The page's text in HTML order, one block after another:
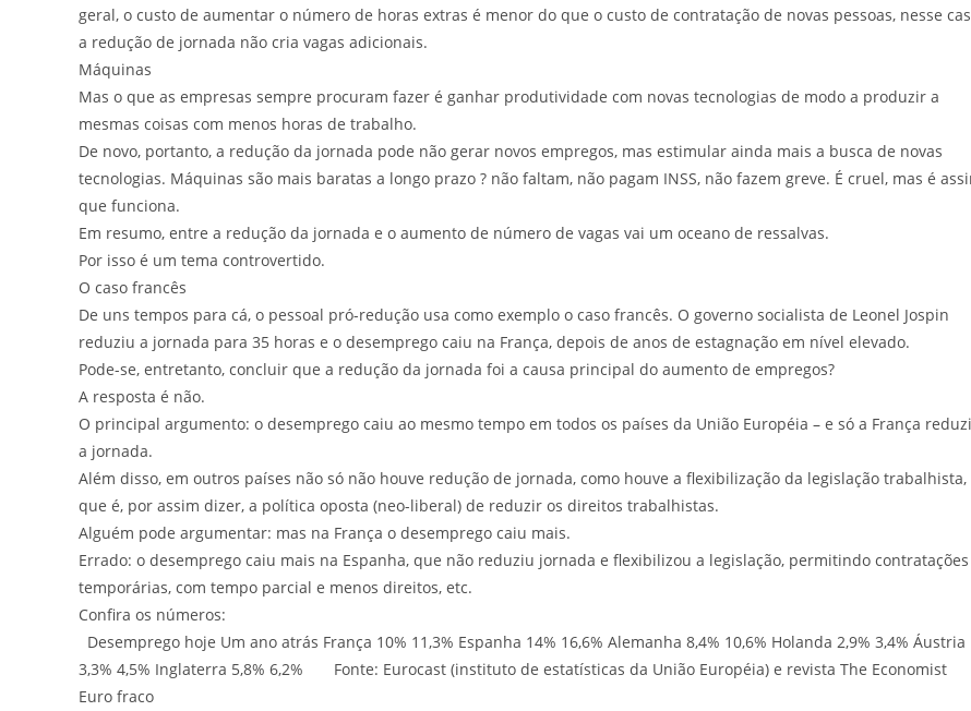
geral, o custo de aumentar o número de horas extras é menor do que o custo de contratação de novas pessoas, nesse
a redução de jornada não cria vagas adicionais.
Máquinas
Mas o que as empresas sempre procuram fazer é ganhar produtividade com novas tecnologias de modo a produzir a
mesmas coisas com menos horas de trabalho.
De novo, portanto, a redução da jornada pode não gerar novos empregos, mas estimular ainda mais a busca de novas
tecnologias. Máquinas são mais baratas a longo prazo ? não faltam, não pagam INSS, não fazem greve. É cruel, mas é
que funciona.
Em resumo, entre a redução da jornada e o aumento de número de vagas vai um oceano de ressalvas.
Por isso é um tema controvertido.
O caso francês
De uns tempos para cá, o pessoal pró-redução usa como exemplo o caso francês. O governo socialista de Leonel Jospin
reduziu a jornada para 35 horas e o desemprego caiu na França, depois de anos de estagnação em nível elevado.
Pode-se, entretanto, concluir que a redução da jornada foi a causa principal do aumento de empregos?
A resposta é não.
O principal argumento: o desemprego caiu ao mesmo tempo em todos os países da União Européia – e só a França
a jornada.
Além disso, em outros países não só não houve redução de jornada, como houve a flexibilização da legislação trabalhista,
que é, por assim dizer, a política oposta (neo-liberal) de reduzir os direitos trabalhistas.
Alguém pode argumentar: mas na França o desemprego caiu mais.
Errado: o desemprego caiu mais na Espanha, que não reduziu jornada e flexibilizou a legislação, permitindo contratações
temporárias, com tempo parcial e menos direitos, etc.
Confira os números:
Desemprego hoje Um ano atrás França 10% 11,3% Espanha 14% 16,6% Alemanha 8,4% 10,6% Holanda 2,9% 3,4% Áustria
3,3% 4,5% Inglaterra 5,8% 6,2% Fonte: Eurocast (instituto de estatísticas da União Européia) e revista The Economist
Euro fraco